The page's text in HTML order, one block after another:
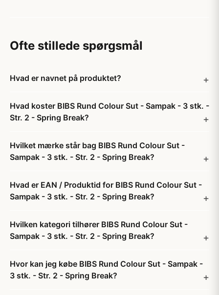
Ofte stillede spørgsmål
Hvad er navnet på produktet?
Hvad koster BIBS Rund Colour Sut - Sampak - 3 stk. -
Str. 2 - Spring Break?
Hvilket mærke står bag BIBS Rund Colour Sut -
Sampak - 3 stk. - Str. 2 - Spring Break?
Hvad er EAN / Produktid for BIBS Rund Colour Sut -
Sampak - 3 stk. - Str. 2 - Spring Break?
Hvilken kategori tilhører BIBS Rund Colour Sut -
Sampak - 3 stk. - Str. 2 - Spring Break?
Hvor kan jeg købe BIBS Rund Colour Sut - Sampak -
3 stk. - Str. 2 - Spring Break?